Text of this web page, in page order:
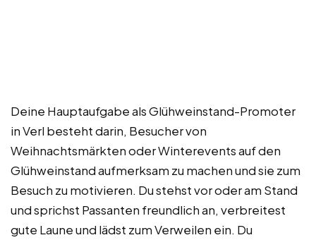
Deine Hauptaufgabe als Glühweinstand-Promoter
in Verl besteht darin, Besucher von
Weihnachtsmärkten oder Winterevents auf den
Glühweinstand aufmerksam zu machen und sie zum
Besuch zu motivieren. Du stehst vor oder am Stand
und sprichst Passanten freundlich an, verbreitest
gute Laune und lädst zum Verweilen ein. Du